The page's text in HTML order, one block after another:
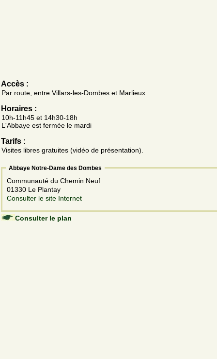
Accès :
Par route, entre Villars-les-Dombes et Marlieux
Horaires :
10h-11h45 et 14h30-18h
L'Abbaye est fermée le mardi
Tarifs :
Visites libres gratuites (vidéo de présentation).
Abbaye Notre-Dame des Dombes
Communauté du Chemin Neuf
01330 Le Plantay
Consulter le site Internet
Consulter le plan